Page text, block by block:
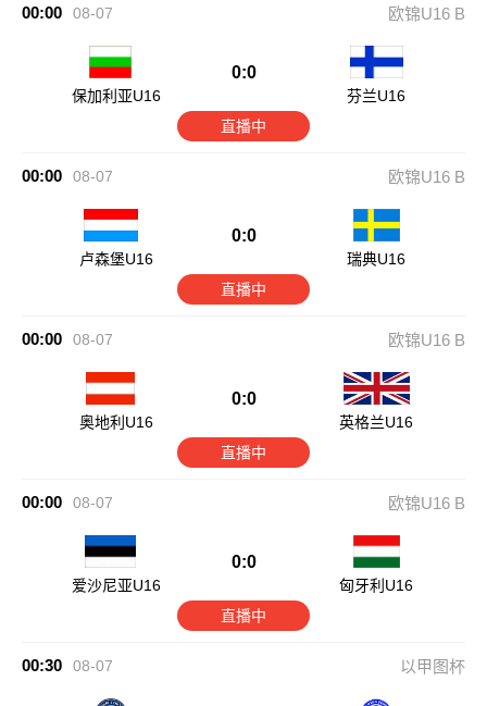
00:00 08-07 欧锦U16 B
保加利亚U16
0:0
芬兰U16
直播中
00:00 08-07 欧锦U16 B
卢森堡U16
0:0
瑞典U16
直播中
00:00 08-07 欧锦U16 B
奥地利U16
0:0
英格兰U16
直播中
00:00 08-07 欧锦U16 B
爱沙尼亚U16
0:0
匈牙利U16
直播中
00:30 08-07 以甲图杯